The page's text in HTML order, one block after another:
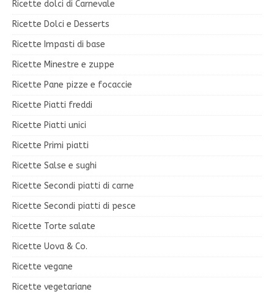
Ricette dolci di Carnevale
Ricette Dolci e Desserts
Ricette Impasti di base
Ricette Minestre e zuppe
Ricette Pane pizze e focaccie
Ricette Piatti freddi
Ricette Piatti unici
Ricette Primi piatti
Ricette Salse e sughi
Ricette Secondi piatti di carne
Ricette Secondi piatti di pesce
Ricette Torte salate
Ricette Uova & Co.
Ricette vegane
Ricette vegetariane